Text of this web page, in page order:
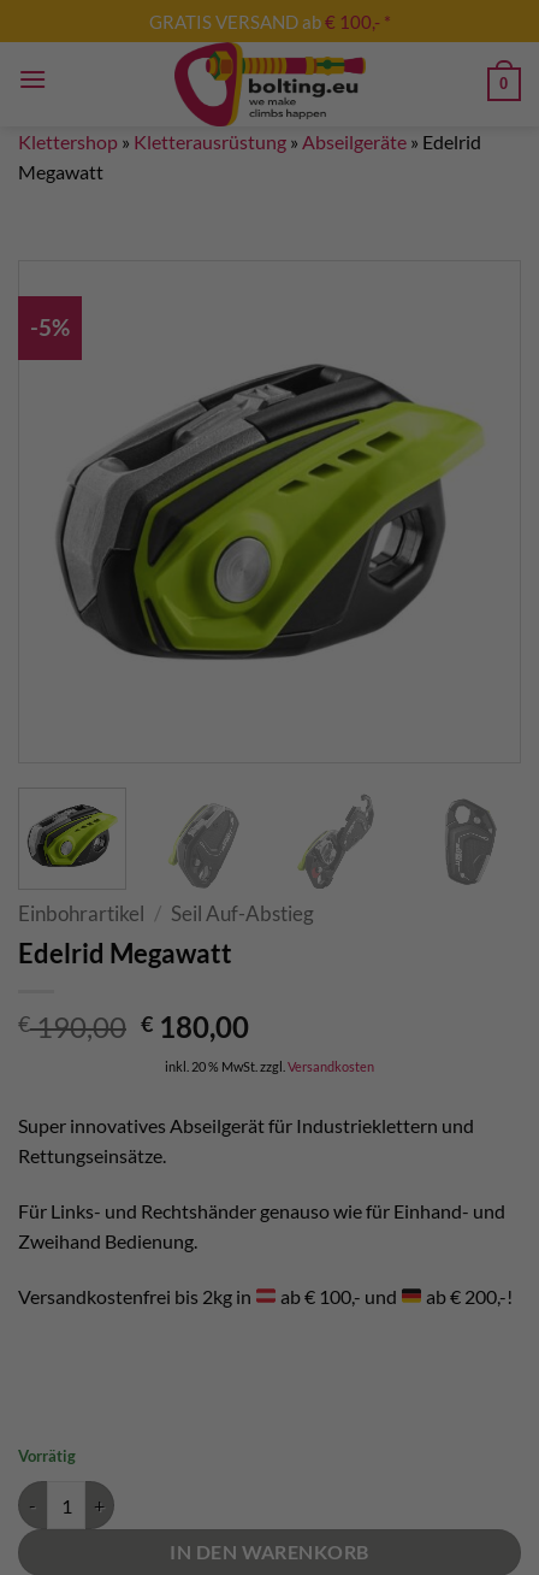
Inhalt
springen
GRATIS VERSAND ab€ 100,- *
0
Klettershop » Kletterausrüstung » Abseilgeräte » Edelrid
Megawatt
-5%
Einbohrartikel / Seil Auf-Abstieg
Edelrid Megawatt
€190,00 Ursprünglicher
Preis
war:
€ 190,00
€ 180,00Aktueller
Preis
ist:
€ 180,00.
inkl. 20 % MwSt. zzgl. Versandkosten
Super innovatives Abseilgerät für Industrieklettern und
Rettungseinsätze.
Für Links- und Rechtshänder genauso wie für Einhand- und
Zweihand Bedienung.
Versandkostenfrei bis 2kg in ab € 100,- und ab € 200,-!
Vorrätig
Edelrid Megawatt Menge
IN DEN WARENKORB